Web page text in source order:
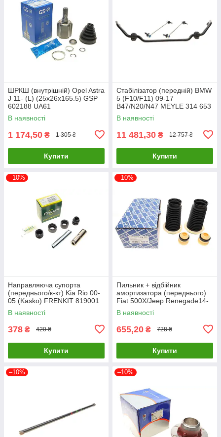
ШРКШ (внутрішній) Opel Astra
J 11- (L) (25x26x165.5) GSP
602188 UA61
В наявності
1 174,50 ₴ 1 305 ₴
Купити
Стабілізатор (передній) BMW
5 (F10/F11) 09-17
B47/N20/N47 MEYLE 314 653
0015/HD UA61
В наявності
11 481,30 ₴ 12 757 ₴
Купити
–10%
Направляюча супорта
(переднього/к-кт) Kia Rio 00-
05 (Kasko) FRENKIT 819001
UA61
В наявності
378 ₴ 420 ₴
Купити
–10%
Пильник + відбійник
амортизатора (переднього)
Fiat 500X/Jeep Renegade14-
(к-кт 2шт) GSP 5407950PK
UA61
В наявності
655,20 ₴ 728 ₴
Купити
–10% –10%